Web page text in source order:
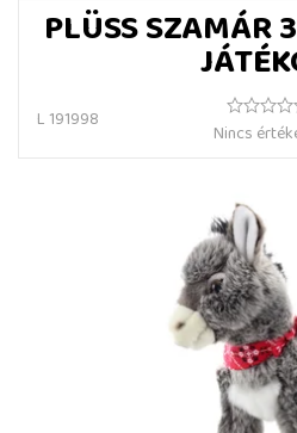
PLÜSS SZAMÁR
L 191998
Nincs